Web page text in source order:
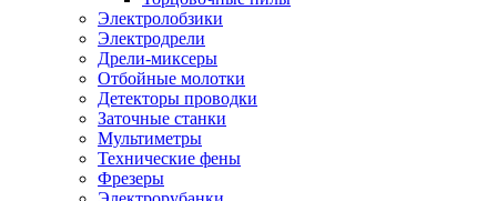
Электролобзики
Электродрели
Дрели-миксеры
Отбойные молотки
Детекторы проводки
Заточные станки
Мультиметры
Технические фены
Фрезеры